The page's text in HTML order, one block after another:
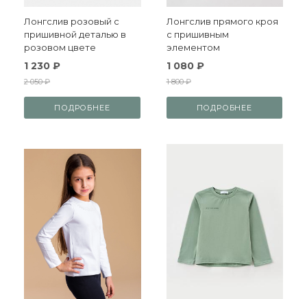
Лонгслив розовый с
пришивной деталью в
розовом цвете
1 230 ₽
2 050 ₽
ПОДРОБНЕЕ
Лонгслив прямого кроя
с пришивным
элементом
1 080 ₽
1 800 ₽
ПОДРОБНЕЕ